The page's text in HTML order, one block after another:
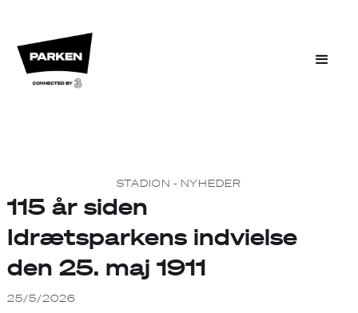
STADION - NYHEDER
115 år siden
Idrætsparkens indvielse
den 25. maj 1911
25/5/2026